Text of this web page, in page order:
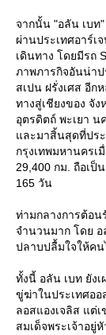
จากนั้น "อลัน เบท
ผ่านประเทศอาร์เ
เดินทาง โดยมีรถ
ภาพภารกิจอันน่าป
สเปน ฝรั่งเศส อีก
ทางสู่เชียงของ จั
อุตรดิตถ์ พะเยา
ละมาสิ้นสุดที่ประ
กรุงเทพมหานครเ
29,400 กม. ถือเป็
165 วัน
ท่ามกลางการต้อ
จำนวนมาก โดย อ
ปลาบปลื้มใจให้คน
ทั้งนี้ อลัน เบท ยังเ
ขู่ฆ่าในประเทศออ
ลอสแองเจลิส แต่
สมเด็จพระเจ้าอยู่